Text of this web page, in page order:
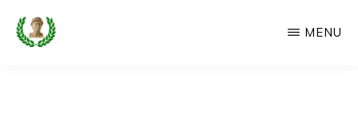
Skip
MENU